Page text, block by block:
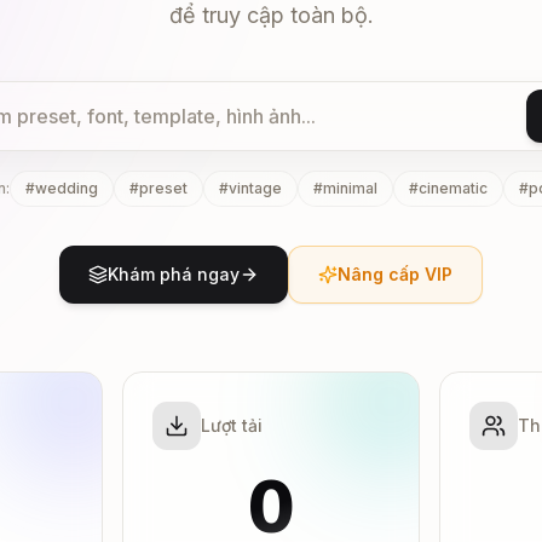
để truy cập toàn bộ.
#wedding #preset #vintage #minimal #cinematic #
Khám phá ngay Nâng cấp VIP
Lượt tải
0